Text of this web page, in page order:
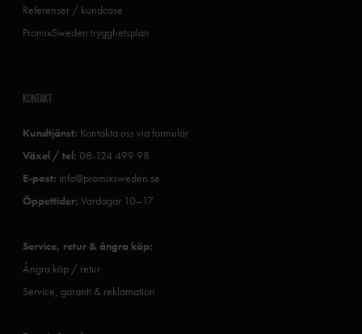
Referenser / kundcase
PromixSweden trygghetsplan
KONTAKT
Kundtjänst: Kontakta oss via formulär
Växel / tel: 08-124 499 98
E-post: info@promixsweden.se
Öppettider: Vardagar 10–17
Service, retur & ångra köp:
Ångra köp / retur
Service, garanti & reklamation